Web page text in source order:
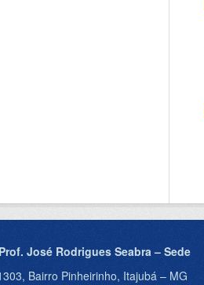
José Rodrigues Seabra – Sede
Bairro Pinheirinho, Itajubá – MG